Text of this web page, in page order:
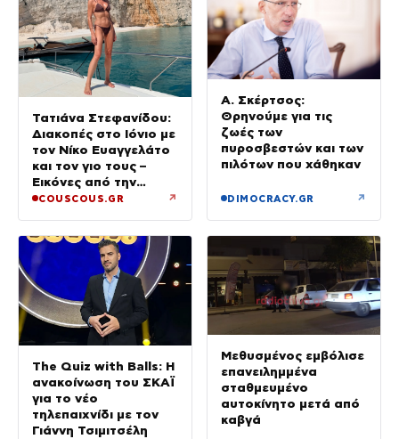
Τατιάνα Στεφανίδου:
Διακοπές στο Ιόνιο με
τον Νίκο Ευαγγελάτο
και τον γιο τους –
Εικόνες από την
Κεφαλονιά
COUSCOUS.GR ↗
Α. Σκέρτσος:
Θρηνούμε για τις
ζωές των
πυροσβεστών και των
πιλότων που χάθηκαν
DIMOCRACY.GR ↗
The Quiz with Balls: Η
ανακοίνωση του ΣΚΑΪ
για το νέο
τηλεπαιχνίδι με τον
Γιάννη Τσιμιτσέλη
Μεθυσμένος εμβόλισε
επανειλημμένα
σταθμευμένο
αυτοκίνητο μετά από
καβγά